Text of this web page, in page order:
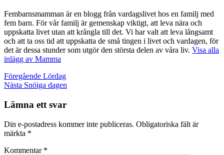
Fembarnsmamman är en blogg från vardagslivet hos en familj med
fem barn. För vår familj är gemenskap viktigt, att leva nära och
uppskatta livet utan att krångla till det. Vi har valt att leva långsamt
och att ta oss tid att uppskatta de små tingen i livet och vardagen, för
det är dessa stunder som utgör den största delen av våra liv. Visa alla
inlägg av Mamma
Inläggsnavigering
Föregående Lördag
Nästa Snöiga dagen
Lämna ett svar
Din e-postadress kommer inte publiceras. Obligatoriska fält är
märkta *
Kommentar *